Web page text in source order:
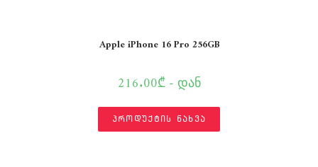
Apple iPhone 16 Pro 256GB
216.00₾ - დან
პროდუქტის ნახვა